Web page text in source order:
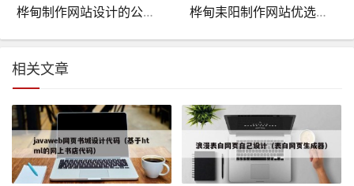
桦甸制作网站设计的公司（制作网站设计的公司叫什么） 桦甸耒阳制作网站优选企业（耒阳有什么大企业）
相关文章